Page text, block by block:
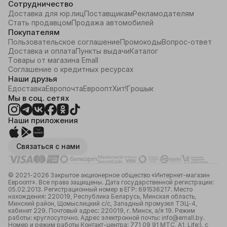
Сотрудничество
Доставка для юр.лицПоставщикамРекламодателям
Стать продавцомПродажа автомобилей
Покупателям
Пользовательское соглашениеПромокодыВопрос-ответ
Доставка и оплатаПункты выдачиКаталог
Товары от магазина Emall
Соглашение о кредитных ресурсах
Наши друзья
ЕдоставкаЕвропочтаЕврооптХит!Грошык
Мы в соц. сетях
Наши приложения
Связаться с нами
© 2021-2026 Закрытое акционерное общество «Интернет-магазин
Евроопт». Все права защищены. Дата государственной регистрации:
05.02.2013. Регистрационный номер в ЕГР: 691536217. Место
нахождения: 220019, Республика Беларусь, Минская область,
Минский район, Щомыслицкий с/с, Западный промузел ТЭЦ-4,
кабинет 229. Почтовый адрес: 220019, г. Минск, а/я 19. Режим
работы: круглосуточно. Адрес электронной почты: info@emall.by.
Номер и режим работы Контакт-центра: 771 09 91 МТС, А1, Life:), с